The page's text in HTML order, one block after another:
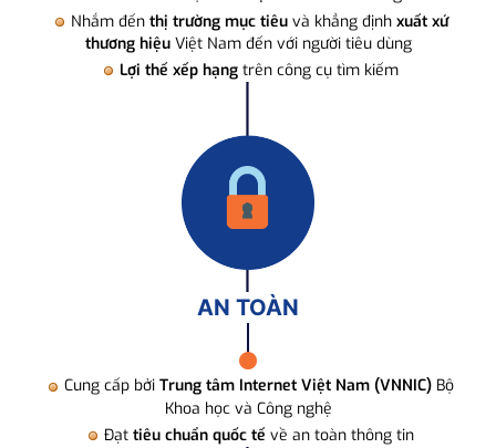
Nhắm đến thị trường mục tiêuvà khẳng định xuất xứ
thương hiệuViệt Nam đến với người tiêu dùng
Lợi thế xếp hạng trên công cụ tìm kiếm
AN TOÀN
Cung cấp bởi Trung tâm Internet Việt Nam (VNNIC) Bộ
Khoa học và Công nghệ
Đạt tiêu chuẩn quốc tế về an toàn thông tin